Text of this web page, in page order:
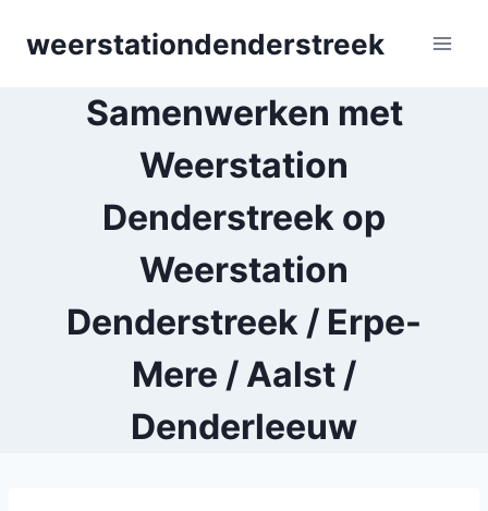
weerstationdenderstreek
Samenwerken met
Weerstation
Denderstreek op
Weerstation
Denderstreek / Erpe-
Mere / Aalst /
Denderleeuw